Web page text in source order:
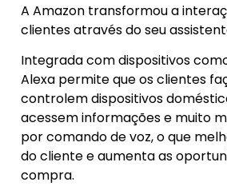
A Amazon transformou a
clientes através do seu
Integrada com dispositivos
Alexa permite que os clientes
controlem dispositivos
acessem informações e muito
por comando de voz, o que
do cliente e aumenta as
compra.